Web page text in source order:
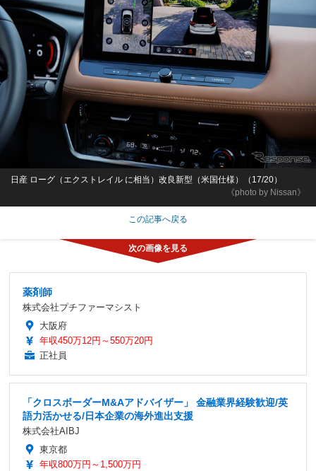
《photo by Nissan》
日産 ローグ（エクストレイル に相当）改良新型（米国仕様）（17/20）
この記事へ戻る
薬剤師
株式会社プチファーマシスト
大阪府
年収450万12円～550万20円
正社員
「クロスボーダーM&Aアドバイザー」 金融業界経験歓迎/英
語力活かせる/日本企業の海外進出支援
株式会社AIBJ
東京都
年収800万円～1,500万円